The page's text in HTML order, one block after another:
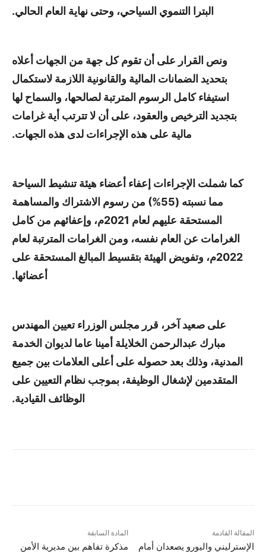
البترا التنموي السياحي، وحتى نهاية العام الحالي.
ونص القرار على أن تقوم كل جهة من الجهات أعلاه
بتحديد الضمانات المالية والقانونية اللازمة لاستكمال
استيفاء كامل الرسوم المترتبة لصالحها، والسماح لها
بتجديد الترخيص والعقود، على أن لا تترتب أية غرامات
مالية على هذه الإجراءات لدى هذه الجهات.
كما شملت الإجراءات إعفاء أعضاء هيئة تنشيط السياحة
مما نسبته (55%) من رسوم الاشتراك والمساهمة
المستحقة عليهم لعام 2021م، وإعفائهم من كامل
الغرامات عن العام نفسه، ومن الغرامات المترتبة لعام
2022م، وتفويض الهيئة بتقسيط المبالغ المستحقة على
أعضائها.
على صعيد آخر، قرر مجلس الوزراء تعيين المهندس
مبارك عبدالرحمن الخلايلة أمينا عاما لديوان الخدمة
المدنية، وذلك بعد حصوله على أعلى العلامات بين جميع
المتقدمين لإشغال الوظيفة، بموجب نظام التعيين على
الوظائف القيادية.
المادة السابقة
مذكرة تفاهم بين مديرية الأمن
المقالة القادمة
الإسترليني واليورو يصعدان أمام